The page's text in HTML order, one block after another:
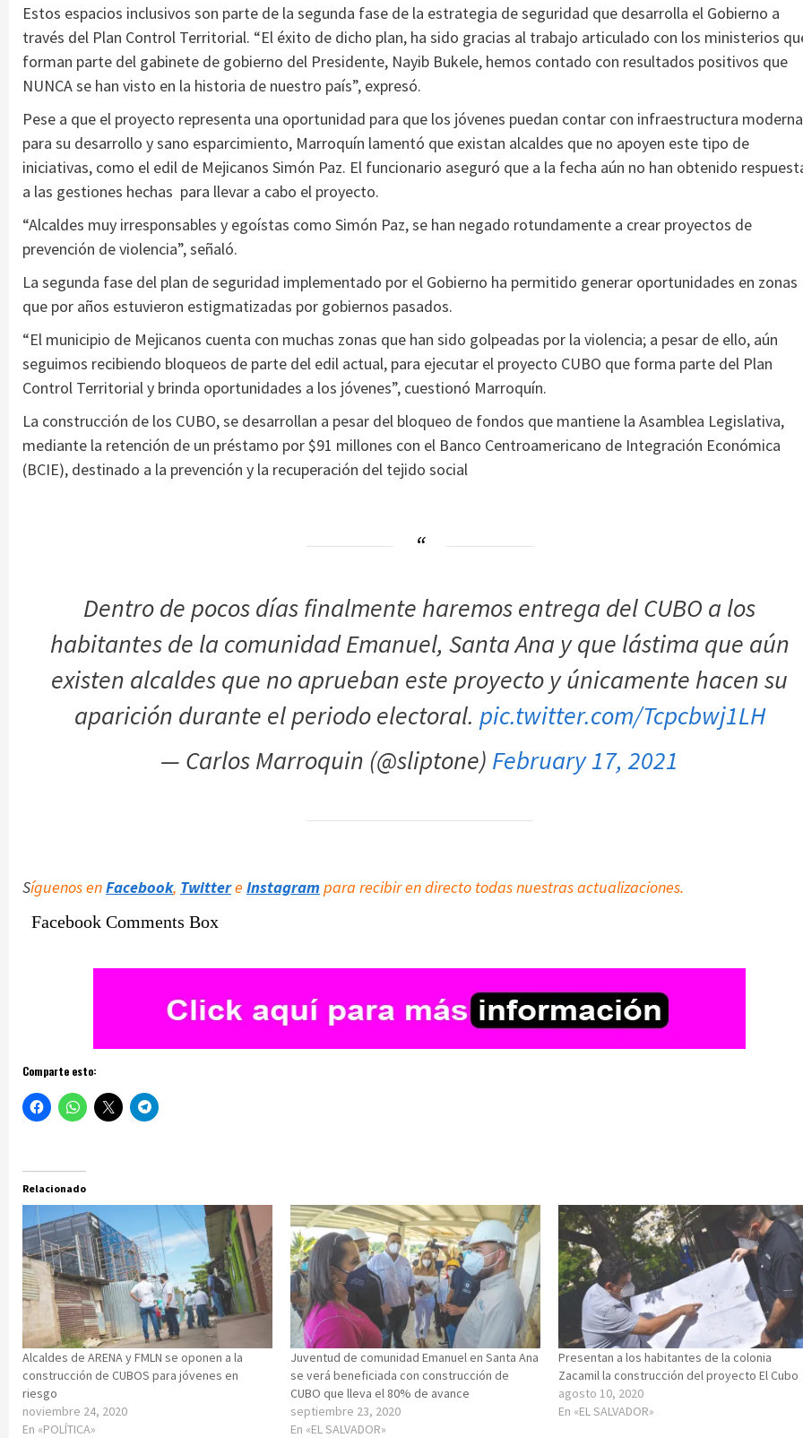
Estos espacios inclusivos son parte de la segunda fase de la estrategia de seguridad que desarrolla el Gobierno a
través del Plan Control Territorial. “El éxito de dicho plan, ha sido gracias al trabajo articulado con los ministerios
forman parte del gabinete de gobierno del Presidente, Nayib Bukele, hemos contado con resultados positivos que
NUNCA se han visto en la historia de nuestro país”, expresó.
Pese a que el proyecto representa una oportunidad para que los jóvenes puedan contar con infraestructura moderna
para su desarrollo y sano esparcimiento, Marroquín lamentó que existan alcaldes que no apoyen este tipo de
iniciativas, como el edil de Mejicanos Simón Paz. El funcionario aseguró que a la fecha aún no han obtenido
a las gestiones hechas para llevar a cabo el proyecto.
“Alcaldes muy irresponsables y egoístas como Simón Paz, se han negado rotundamente a crear proyectos de
prevención de violencia”, señaló.
La segunda fase del plan de seguridad implementado por el Gobierno ha permitido generar oportunidades en zonas
que por años estuvieron estigmatizadas por gobiernos pasados.
“El municipio de Mejicanos cuenta con muchas zonas que han sido golpeadas por la violencia; a pesar de ello, aún
seguimos recibiendo bloqueos de parte del edil actual, para ejecutar el proyecto CUBO que forma parte del Plan
Control Territorial y brinda oportunidades a los jóvenes”, cuestionó Marroquín.
La construcción de los CUBO, se desarrollan a pesar del bloqueo de fondos que mantiene la Asamblea Legislativa,
mediante la retención de un préstamo por $91 millones con el Banco Centroamericano de Integración Económica
(BCIE), destinado a la prevención y la recuperación del tejido social
Dentro de pocos días finalmente haremos entrega del CUBO a los
habitantes de la comunidad Emanuel, Santa Ana y que lástima que aún
existen alcaldes que no aprueban este proyecto y únicamente hacen su
aparición durante el periodo electoral. pic.twitter.com/Tcpcbwj1LH
— Carlos Marroquin (@sliptone) February 17, 2021
Síguenos enFacebook, Twittere Instagram para recibir en directo todas nuestras actualizaciones.
Facebook Comments Box
Comparte esto:
Relacionado
Alcaldes de ARENA y FMLN se oponen a la
construcción de CUBOS para jóvenes en
riesgo
noviembre 24, 2020
En «POLÍTICA»
Juventud de comunidad Emanuel en Santa Ana
se verá beneficiada con construcción de
CUBO que lleva el 80% de avance
septiembre 23, 2020
En «EL SALVADOR»
Presentan a los habitantes de la colonia
Zacamil la construcción del proyecto El Cubo
agosto 10, 2020
En «EL SALVADOR»